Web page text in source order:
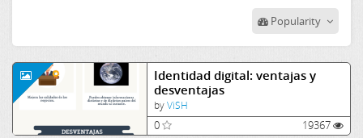
Popularity
Identidad digital: ventajas y
desventajas
byViSH
0 19367